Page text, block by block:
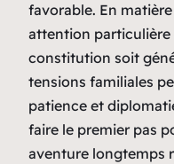
favorable. En
attention particulière
constitution soit
tensions familiales
patience et
faire le premier pas
aventure longtemps